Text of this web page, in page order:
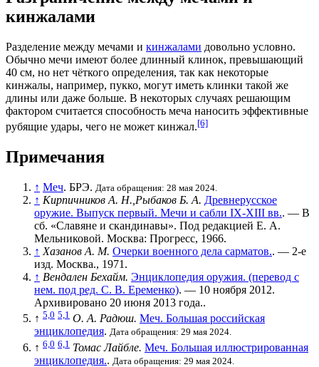
кинжалами
Разделение между мечами и кинжалами довольно условно.
Обычно мечи имеют более длинный клинок, превышающий
40 см, но нет чёткого определения, так как некоторые
кинжалы, например, пукко, могут иметь клинки такой же
длины или даже больше. В некоторых случаях решающим
фактором считается способность меча наносить эффективные
рубящие удары, чего не может кинжал.[6]
Примечания
↑ Меч. БРЭ. Дата обращения: 28 мая 2024.
↑ Кирпичников А. Н.,Рыбаков Б. А. Древнерусское
оружие. Выпуск первый. Мечи и сабли IX-XIII вв.. — В
сб. «Славяне и скандинавы». Под редакцией Е. А.
Мельниковой. Москва: Прогресс, 1966.
↑ Хазанов А. М. Очерки военного дела сарматов.. — 2-е
изд. Москва., 1971.
↑ Вендален Бехайм. Энциклопедия оружия. (перевод с
нем. под ред. С. В. Еременко). — 10 ноября 2012.
Архивировано 20 июня 2013 года..
↑ 5,0 5,1 О. А. Радюш. Меч. Большая российская
энциклопедия. Дата обращения: 29 мая 2024.
↑ 6,0 6,1 Томас Лайбле. Меч. Большая иллюстрированная
энциклопедия.. Дата обращения: 29 мая 2024.